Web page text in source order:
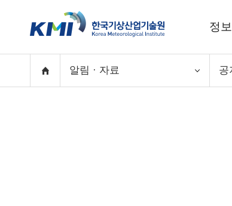
정
알림 · 자료 공